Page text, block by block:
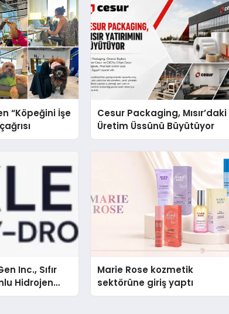
“Köpeğini İşe
Cesur Packaging, Mısır’daki
Üretim Üssünü Büyütüyor
Inc., Sıfır
Hidrojen
ISO ve
Marie Rose kozmetik
sektörüne giriş yaptı